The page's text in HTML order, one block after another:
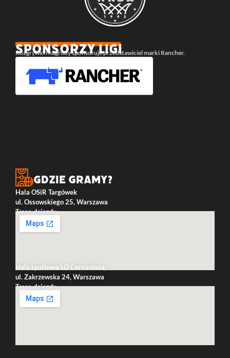
SPONSORZY LIGI
Rozgrywki i nagrody sponsoruje przedstawiciel marki Rancher.
Gdzie gramy?
Hala OSiR Targówek
ul. Ossowskiego 25, Warszawa
Trasa dojazdu
Hala sportowa LO Cervantesa,
ul. Zakrzewska 24, Warszawa
Trasa dojazdu